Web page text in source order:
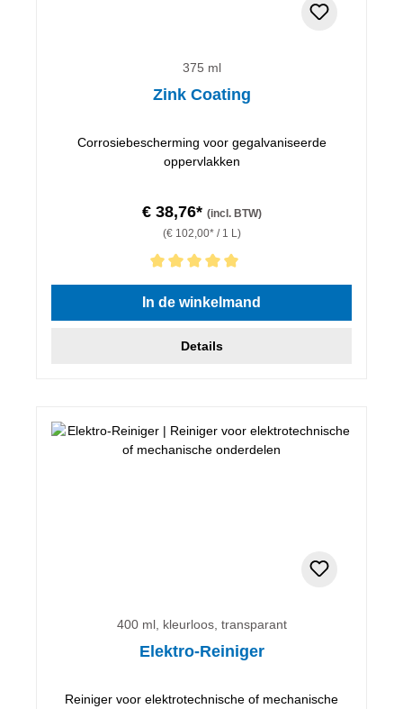
375 ml
Zink Coating
Corrosiebescherming voor gegalvaniseerde
oppervlakken
€ 38,76* (incl. BTW)
(€ 102,00* / 1 L)
Gemiddelde waardering van 5 van 5 sterren
In de winkelmand
Details
400 ml, kleurloos, transparant
Elektro-Reiniger
Reiniger voor elektrotechnische of mechanische